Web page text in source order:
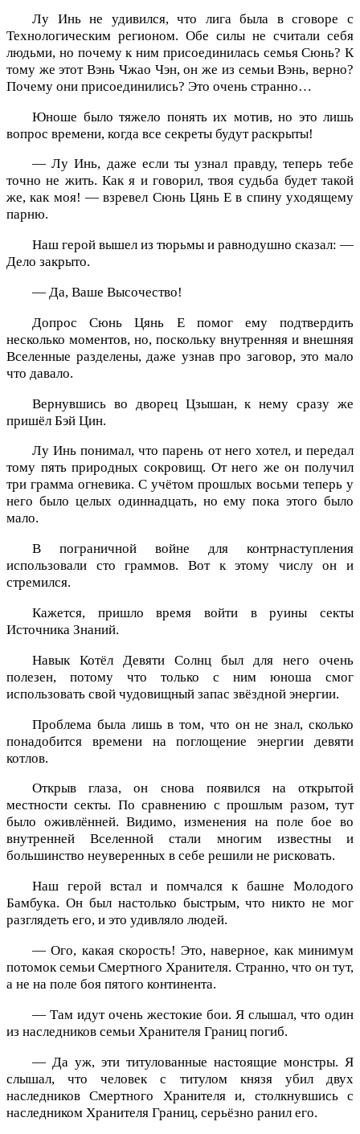
Лу Инь не удивился, что лига была в сговоре с
Технологическим регионом. Обе силы не считали себя
людьми, но почему к ним присоединилась семья Сюнь? К
тому же этот Вэнь Чжао Чэн, он же из семьи Вэнь, верно?
Почему они присоединились? Это очень странно…
Юноше было тяжело понять их мотив, но это лишь
вопрос времени, когда все секреты будут раскрыты!
— Лу Инь, даже если ты узнал правду, теперь тебе
точно не жить. Как я и говорил, твоя судьба будет такой
же, как моя! — взревел Сюнь Цянь Е в спину уходящему
парню.
Наш герой вышел из тюрьмы и равнодушно сказал: —
Дело закрыто.
— Да, Ваше Высочество!
Допрос Сюнь Цянь Е помог ему подтвердить
несколько моментов, но, поскольку внутренняя и внешняя
Вселенные разделены, даже узнав про заговор, это мало
что давало.
Вернувшись во дворец Цзышан, к нему сразу же
пришёл Бэй Цин.
Лу Инь понимал, что парень от него хотел, и передал
тому пять природных сокровищ. От него же он получил
три грамма огневика. С учётом прошлых восьми теперь у
него было целых одиннадцать, но ему пока этого было
мало.
В пограничной войне для контрнаступления
использовали сто граммов. Вот к этому числу он и
стремился.
Кажется, пришло время войти в руины секты
Источника Знаний.
Навык Котёл Девяти Солнц был для него очень
полезен, потому что только с ним юноша смог
использовать свой чудовищный запас звёздной энергии.
Проблема была лишь в том, что он не знал, сколько
понадобится времени на поглощение энергии девяти
котлов.
Открыв глаза, он снова появился на открытой
местности секты. По сравнению с прошлым разом, тут
было оживлённей. Видимо, изменения на поле бое во
внутренней Вселенной стали многим известны и
большинство неуверенных в себе решили не рисковать.
Наш герой встал и помчался к башне Молодого
Бамбука. Он был настолько быстрым, что никто не мог
разглядеть его, и это удивляло людей.
— Ого, какая скорость! Это, наверное, как минимум
потомок семьи Смертного Хранителя. Странно, что он тут,
а не на поле боя пятого континента.
— Там идут очень жестокие бои. Я слышал, что один
из наследников семьи Хранителя Границ погиб.
— Да уж, эти титулованные настоящие монстры. Я
слышал, что человек с титулом князя убил двух
наследников Смертного Хранителя и, столкнувшись с
наследником Хранителя Границ, серьёзно ранил его.